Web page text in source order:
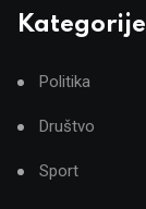
Kategorije
Politika
Društvo
Sport